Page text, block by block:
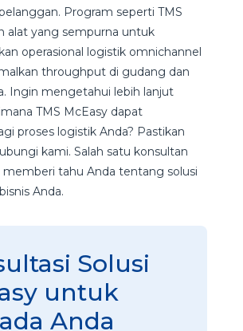
Program seperti TMS
alat yang sempurna untuk
operasional logistik omnichannel
throughput di gudang dan
Ingin mengetahui lebih lanjut
TMS McEasy dapat
proses logistik Anda? Pastikan
kami. Salah satu konsultan
memberi tahu Anda tentang solusi
Anda.
Solusi
untuk
Anda